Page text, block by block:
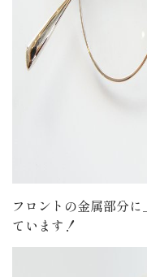
フロントの金属部分
ています！